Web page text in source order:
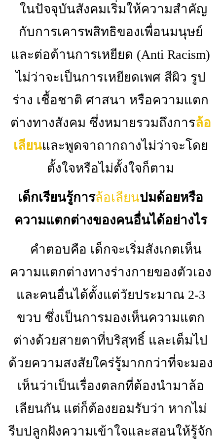
ในปัจจุบันสังคมเริ่มให้ความสำคัญ
กับการเคารพสิทธิของเพื่อนมนุษย์
และต่อต้านการเหยียด (Anti Racism)
ไม่ว่าจะเป็นการเหยียดเพศ สีผิว รูป
ร่าง เชื้อชาติ ศาสนา หรือความแตก
ต่างทางสังคม ซึ่งหมายรวมถึงการล้อ
เลียนและพูดจาถากถางไม่ว่าจะโดย
ตั้งใจหรือไม่ตั้งใจก็ตาม
เด็กเรียนรู้การล้อเลียนปมด้อยหรือ
ความแตกต่างของคนอื่นได้อย่างไร
คำตอบคือ เด็กจะเริ่มสังเกตเห็น
ความแตกต่างทางร่างกายของตัวเอง
และคนอื่นได้ตั้งแต่วัยประมาณ 2-3
ขวบ ซึ่งเป็นการมองเห็นความแตก
ต่างด้วยสายตาที่บริสุทธิ์ และเต็มไป
ด้วยความสงสัยใคร่รู้มากกว่าที่จะมอง
เห็นว่าเป็นเรื่องตลกที่ต้องนำมาล้อ
เลียนกัน แต่ก็ต้องยอมรับว่า หากไม่
รีบปลูกฝังความเข้าใจและสอนให้รู้จัก